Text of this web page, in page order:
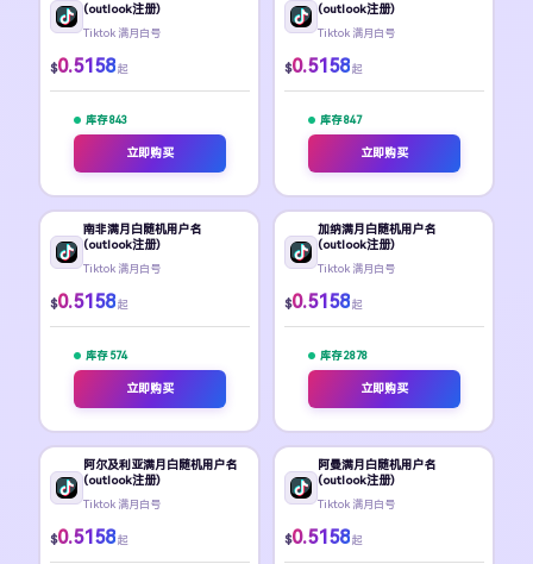
(outlook注册)
Tiktok 满月白号
$0.5158 起
库存 843
立即购买
(outlook注册)
Tiktok 满月白号
$0.5158 起
库存 847
立即购买
南非满月白随机用户名
(outlook注册)
Tiktok 满月白号
$0.5158 起
库存 574
立即购买
加纳满月白随机用户名
(outlook注册)
Tiktok 满月白号
$0.5158 起
库存 2878
立即购买
阿尔及利亚满月白随机用户名
(outlook注册)
Tiktok 满月白号
$0.5158 起
阿曼满月白随机用户名
(outlook注册)
Tiktok 满月白号
$0.5158 起